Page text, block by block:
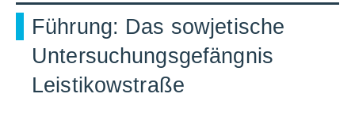
Führung: Das sowjetische
Untersuchungsgefängnis
Leistikowstraße